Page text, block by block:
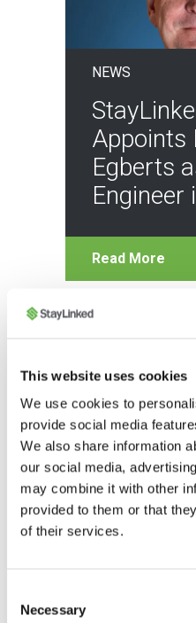
This website uses cookies
We use cookies to
provide social media
We also share information
our social media,
may combine it with other
provided to them or that
of their services.
Selection
Necessary
NEWS
Appoints
Egberts
Engineer
Read More
BLOG
Askey